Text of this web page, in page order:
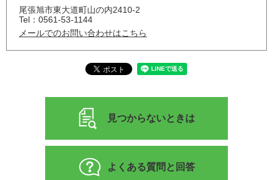
尾張旭市東大道町山の内2410-2
Tel：0561-53-1144
メールでのお問い合わせはこちら
見つからないときは
よくある質問と回答